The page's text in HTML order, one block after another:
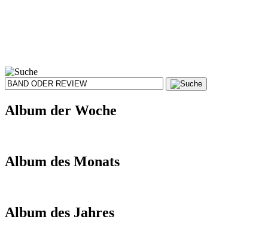
Album der Woche
Album des Monats
Album des Jahres